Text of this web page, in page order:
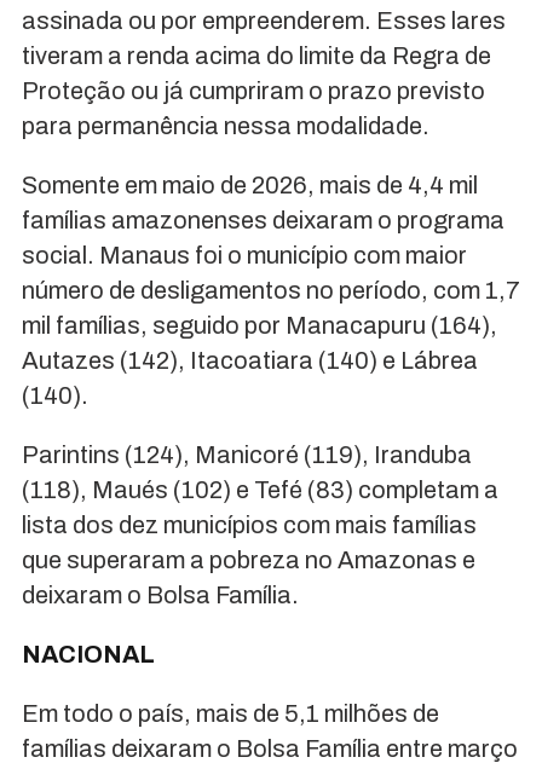
assinada ou por empreenderem. Esses lares
tiveram a renda acima do limite da Regra de
Proteção ou já cumpriram o prazo previsto
para permanência nessa modalidade.
Somente em maio de 2026, mais de 4,4 mil
famílias amazonenses deixaram o programa
social. Manaus foi o município com maior
número de desligamentos no período, com 1,7
mil famílias, seguido por Manacapuru (164),
Autazes (142), Itacoatiara (140) e Lábrea
(140).
Parintins (124), Manicoré (119), Iranduba
(118), Maués (102) e Tefé (83) completam a
lista dos dez municípios com mais famílias
que superaram a pobreza no Amazonas e
deixaram o Bolsa Família.
NACIONAL
Em todo o país, mais de 5,1 milhões de
famílias deixaram o Bolsa Família entre março